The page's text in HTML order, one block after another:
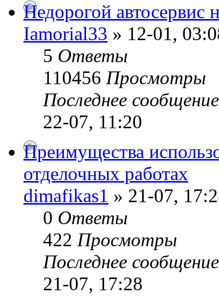
Недорогой автосервис
Iamorial33 » 12-01,
5 Ответы
110456 Просмотры
Последнее
22-07, 11:20
Преимущества
отделочных работах
dimafikas1 » 21-07,
0 Ответы
422 Просмотры
Последнее
21-07, 17:28